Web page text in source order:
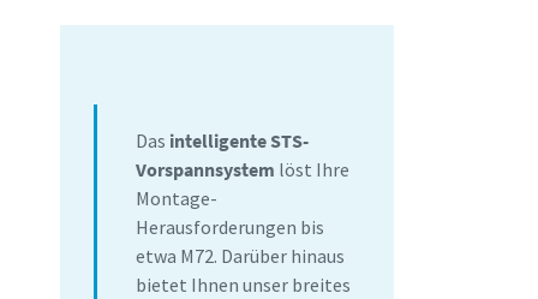
Das intelligente STS-
Vorspannsystem löst Ihre
Montage-
Herausforderungen bis
etwa M72. Darüber hinaus
bietet Ihnen unser breites